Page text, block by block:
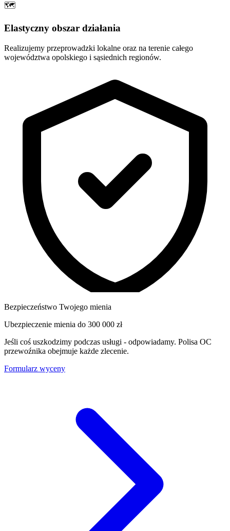
🗺
Elastyczny obszar działania
Realizujemy przeprowadzki lokalne oraz na terenie całego
województwa opolskiego i sąsiednich regionów.
Bezpieczeństwo Twojego mienia
Ubezpieczenie mienia do 300 000 zł
Jeśli coś uszkodzimy podczas usługi - odpowiadamy. Polisa OC
przewoźnika obejmuje każde zlecenie.
Formularz wyceny